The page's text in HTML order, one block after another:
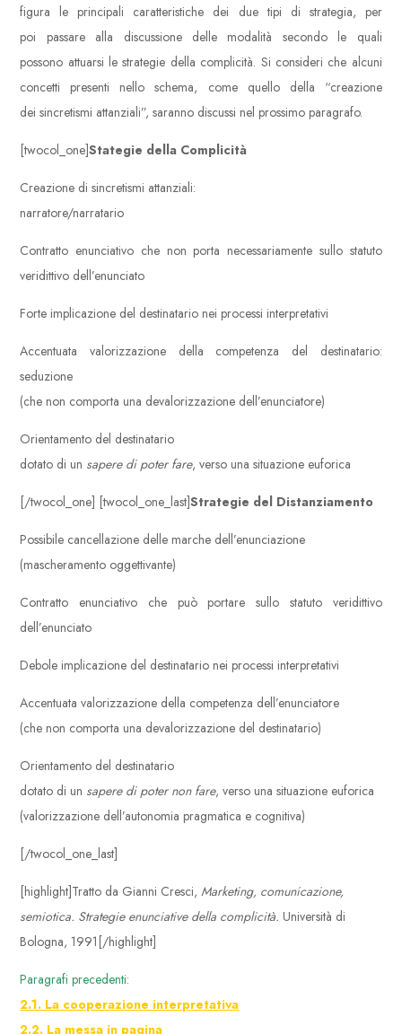
figura le principali caratteristiche dei due tipi di strategia, per
poi passare alla discussione delle modalità secondo le quali
possono attuarsi le strategie della complicità. Si consideri che alcuni
concetti presenti nello schema, come quello della “creazione
dei sincretismi attanziali”, saranno discussi nel prossimo paragrafo.
[twocol_one]Stategie della Complicità
Creazione di sincretismi attanziali:
narratore/narratario
Contratto enunciativo che non porta necessariamente sullo statuto
veridittivo dell’enunciato
Forte implicazione del destinatario nei processi interpretativi
Accentuata valorizzazione della competenza del destinatario:
seduzione
(che non comporta una devalorizzazione dell’enunciatore)
Orientamento del destinatario
dotato di un sapere di poter fare, verso una situazione euforica
[/twocol_one] [twocol_one_last]Strategie del Distanziamento
Possibile cancellazione delle marche dell’enunciazione
(mascheramento oggettivante)
Contratto enunciativo che può portare sullo statuto veridittivo
dell’enunciato
Debole implicazione del destinatario nei processi interpretativi
Accentuata valorizzazione della competenza dell’enunciatore
(che non comporta una devalorizzazione del destinatario)
Orientamento del destinatario
dotato di un sapere di poter non fare, verso una situazione euforica
(valorizzazione dell’autonomia pragmatica e cognitiva)
[/twocol_one_last]
[highlight]Tratto da Gianni Cresci,Marketing, comunicazione,
semiotica. Strategie enunciative della complicità. Università di
Bologna, 1991[/highlight]
Paragrafi precedenti:
2.1. La cooperazione interpretativa
2.2. La messa in pagina